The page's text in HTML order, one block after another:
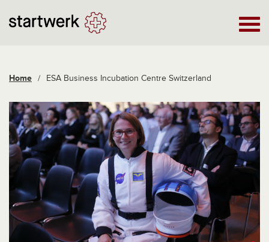
Home / ESA Business Incubation Centre Switzerland